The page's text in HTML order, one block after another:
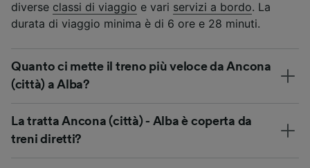
diverse classi di viaggio e vari servizi a bordo. La
durata di viaggio minima è di 6 ore e 28 minuti.
Quanto ci mette il treno più veloce da Ancona
(città) a Alba?
La tratta Ancona (città) - Alba è coperta da
treni diretti?